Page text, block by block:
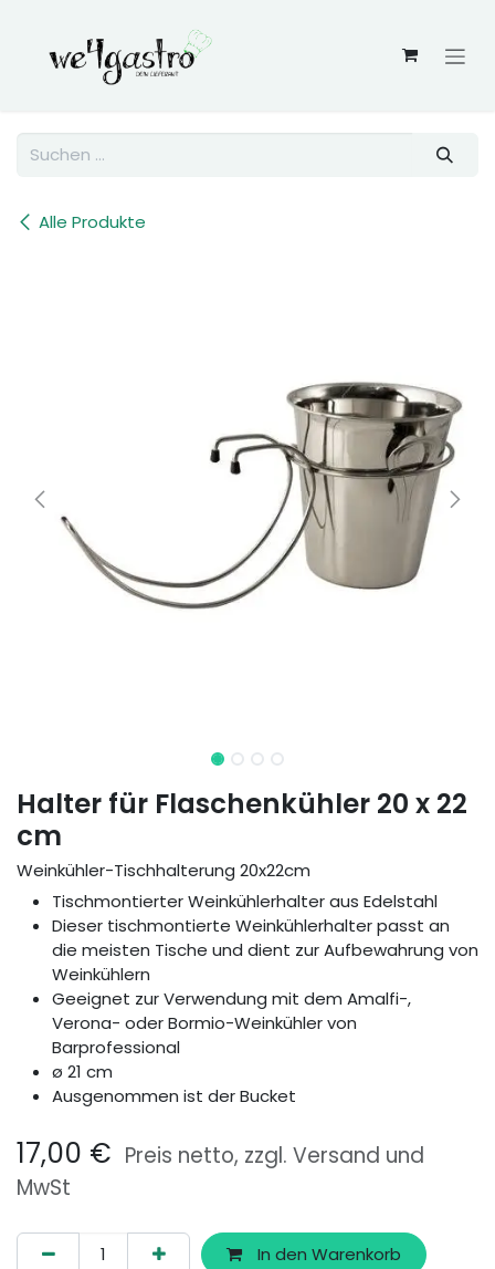
Alle Produkte
Halter für Flaschenkühler 20 x 22
cm
Weinkühler-Tischhalterung 20x22cm
Tischmontierter Weinkühlerhalter aus Edelstahl
Dieser tischmontierte Weinkühlerhalter passt an
die meisten Tische und dient zur Aufbewahrung von
Weinkühlern
Geeignet zur Verwendung mit dem Amalfi-,
Verona- oder Bormio-Weinkühler von
Barprofessional
ø 21 cm
Ausgenommen ist der Bucket
17,00 € Preis netto, zzgl. Versand und
MwSt
In den Warenkorb